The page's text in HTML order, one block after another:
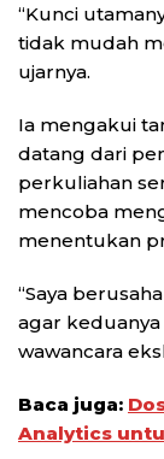
“Kunci
tidak mudah
ujarnya.
Ia mengakui
datang dari
perkuliahan
mencoba
menentukan
“Saya
agar
wawancara
Baca juga:
Analytics